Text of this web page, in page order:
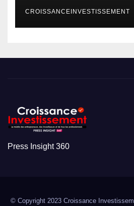
CROISSANCEINVESTISSEMENT
Press Insight 360
© Copyright 2023 Croissance